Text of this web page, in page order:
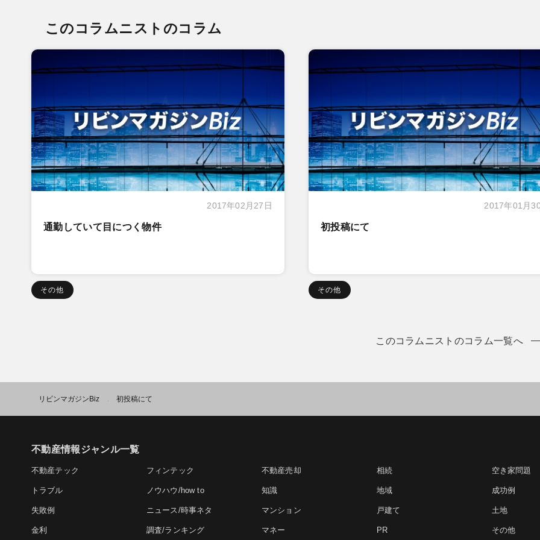
このコラムニストのコラム
2017年02月27日
通勤していて目につく物件
その他
2017年01月
初投稿にて
その他
このコラムニストのコラム一覧へ
リビンマガジンBiz > 初投稿にて
不動産情報ジャンル一覧
不動産テック フィンテック 不動産売却 相続 空き家問題
トラブル ノウハウ/how to 知識 地域 成功例
失敗例 ニュース/時事ネタ マンション 戸建て 土地
金利 調査/ランキング マネー PR その他